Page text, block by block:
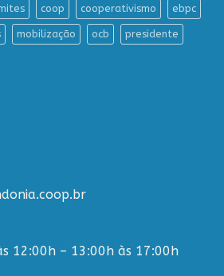
coop cooperativismo ebpc
mobilização ocb presidente
12:00h – 13:00h às 17:00h